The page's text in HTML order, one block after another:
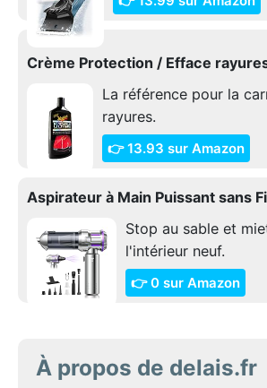
Crème Protection / Efface
La référence pour la
rayures.
👉 13.93 sur Amazon
Aspirateur à Main Puissant sans
Stop au sable et
l'intérieur neuf.
👉 0 sur Amazon
À propos de delais.fr